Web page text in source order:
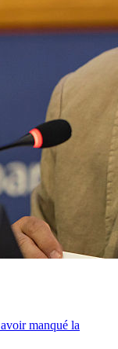
manqué la